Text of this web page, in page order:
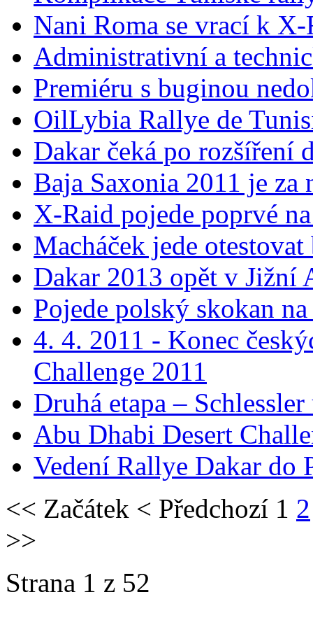
Nani Roma se vrací k X-
Administrativní a
Premiéru s buginou
OilLybia Rallye de
Dakar čeká po rozšíření
Baja Saxonia 2011 je za
X-Raid pojede poprvé
Macháček jede
Dakar 2013 opět v Jižní
Pojede polský skokan
4. 4. 2011 - Konec
Challenge 2011
Druhá etapa –
Abu Dhabi Desert
Vedení Rallye Dakar do
<< Začátek < Předchozí 1 2
>>
Strana 1 z 52